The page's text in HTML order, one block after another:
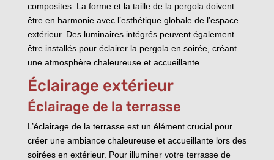
composites. La forme et la taille de la pergola doivent
être en harmonie avec l’esthétique globale de l’espace
extérieur. Des luminaires intégrés peuvent également
être installés pour éclairer la pergola en soirée, créant
une atmosphère chaleureuse et accueillante.
Éclairage extérieur
Éclairage de la terrasse
L’éclairage de la terrasse est un élément crucial pour
créer une ambiance chaleureuse et accueillante lors des
soirées en extérieur. Pour illuminer votre terrasse de